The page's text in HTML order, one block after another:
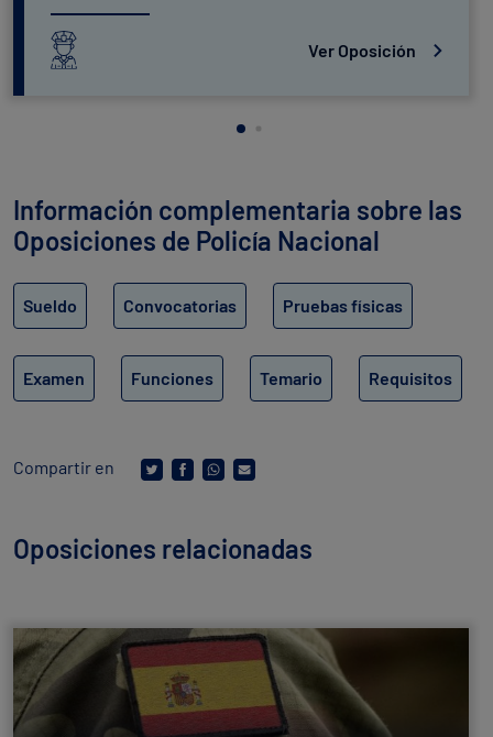
Ver Oposición
Información complementaria sobre las
Oposiciones de Policía Nacional
Sueldo Convocatorias Pruebas físicas
Examen Funciones Temario Requisitos
Compartir en
Oposiciones relacionadas